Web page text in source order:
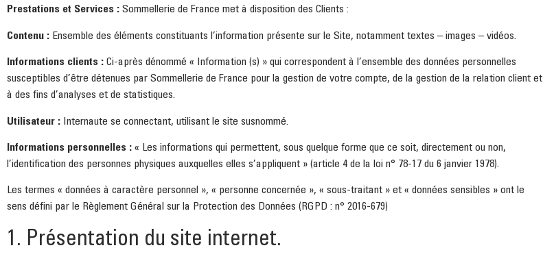
Prestations et Services : Sommellerie de France met à disposition des Clients :
Contenu : Ensemble des éléments constituants l’information présente sur le Site, notamment textes – images – vidéos.
Informations clients : Ci-après dénommé « Information (s) » qui correspondent à l’ensemble des données personnelles
susceptibles d’être détenues par Sommellerie de France pour la gestion de votre compte, de la gestion de la relation client et
à des fins d’analyses et de statistiques.
Utilisateur : Internaute se connectant, utilisant le site susnommé.
Informations personnelles : « Les informations qui permettent, sous quelque forme que ce soit, directement ou non,
l’identification des personnes physiques auxquelles elles s’appliquent » (article 4 de la loi n° 78-17 du 6 janvier 1978).
Les termes « données à caractère personnel », « personne concernée », « sous-traitant » et « données sensibles » ont le
sens défini par le Règlement Général sur la Protection des Données (RGPD : n° 2016-679)
1. Présentation du site internet.